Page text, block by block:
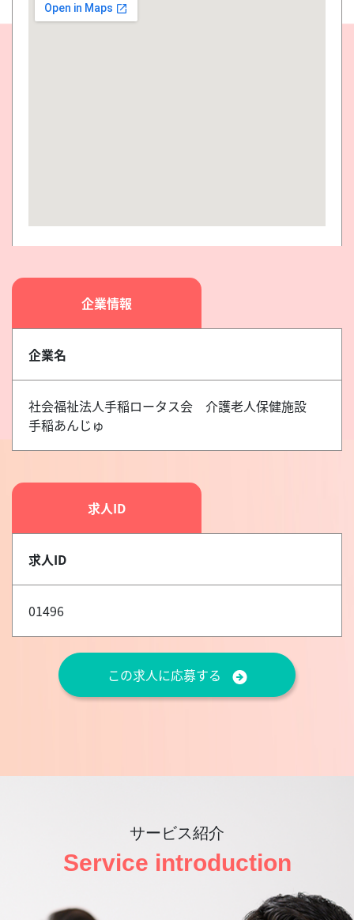
企業情報
企業名
社会福祉法人手稲ロータス会 介護老人保健施設
手稲あんじゅ
求人ID
求人ID
01496
この求人に応募する
サービス紹介
Service introduction